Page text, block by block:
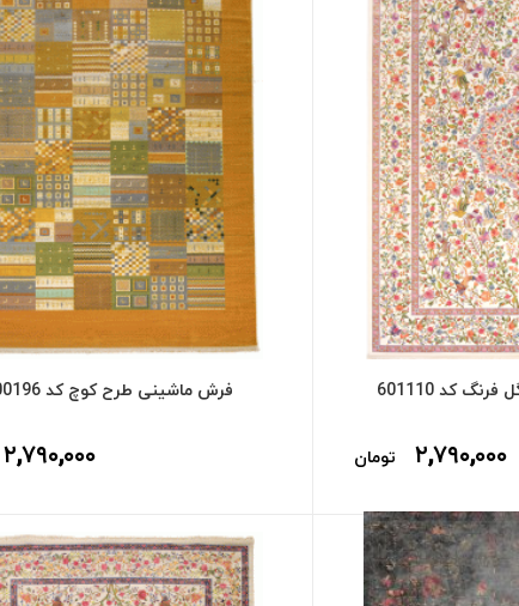
کد 601110
۲,۷۹۰,۰۰۰ تومان
فرش ماشینی طرح کوچ کد 600196
۲,۷۹۰,۰۰۰